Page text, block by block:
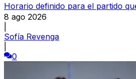
Horario definido para el partido
8 ago 2026
Sofía Revenga
0